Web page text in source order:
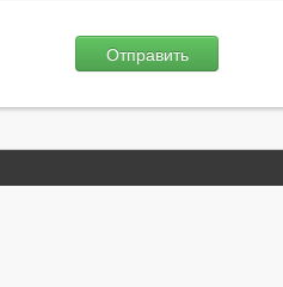
Отправить